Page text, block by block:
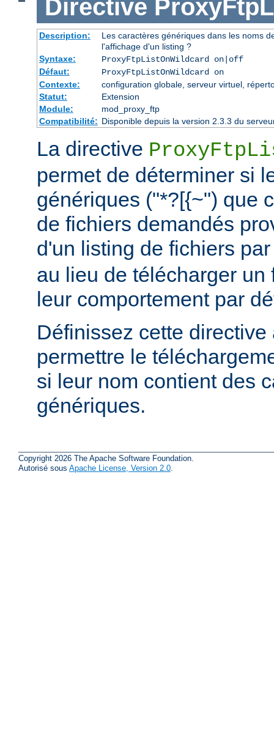
Directive
Description:
Les caractères génériques dans les noms
l'affichage d'un listing ?
Syntaxe:
ProxyFtpListOnWildcard on|off
Défaut:
ProxyFtpListOnWildcard on
Contexte:
configuration globale, serveur virtuel,
Statut:
Extension
Module:
mod_proxy_ftp
Compatibilité: Disponible depuis la version 2.3.3 du
La directive
permet de déterminer si
génériques ("*?[{~") que
de fichiers demandés
d'un listing de fichiers
au lieu de télécharger un
leur comportement par
Définissez cette directive
permettre le
si leur nom contient des
génériques.
Copyright 2026 The Apache Software Foundation.
Autorisé sous Apache License, Version 2.0.